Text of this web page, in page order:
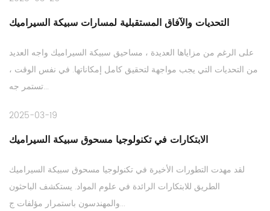
التحديات والآفاق المستقبلية لمسارات سبيكة السيراميك
على الرغم من مزاياها العديدة ، مساحيق سبيكة السيراميك واجه العديد
من التحديات التي يجب مواجهة لتحقيق كامل إمكاناتها. في نفس الوقت ،
تستمر جه...
2025-03-19
الابتكارات في تكنولوجيا مسحوق سبيكة السيراميك
لقد مهدت التطورات الأخيرة في تكنولوجيا مسحوق سبيكة السيراميك
الطريق للابتكارات الرائدة في علوم المواد. يستكشف الباحثون
والمهندسون باستمرار مؤلفات ج...